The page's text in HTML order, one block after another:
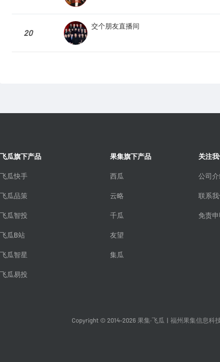
20
交个朋友直播间
飞瓜旗下产品
飞瓜快手
飞瓜品策
飞瓜智投
飞瓜B站
飞瓜智星
飞瓜易投
果集旗下产品
西瓜
云略
千瓜
友望
集瓜
关注
公司
联系
免责
Copyright © 2014-2026 果集·飞瓜 福州果集信息科